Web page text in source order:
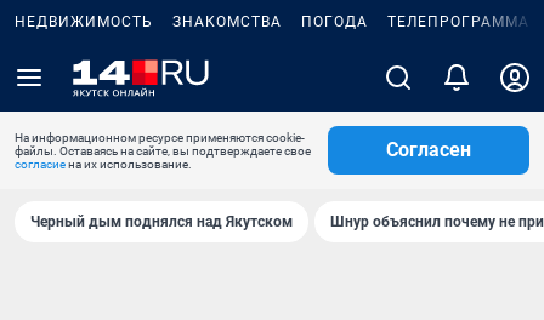
НЕДВИЖИМОСТЬ ЗНАКОМСТВА ПОГОДА ТЕЛЕПРОГРАММА
На информационном ресурсе применяются cookie-
файлы. Оставаясь на сайте, вы подтверждаете свое
согласиена их использование.
Согласен
Черный дым поднялся над Якутском Шнур объяснил почему не